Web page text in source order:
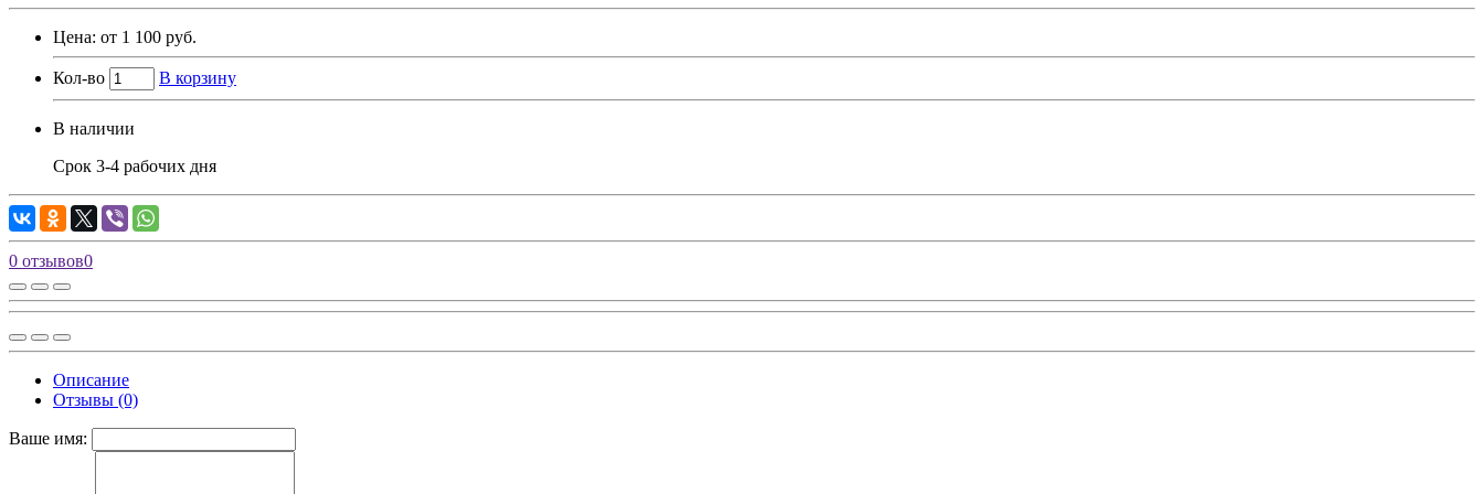
Цена: от 1 100 руб.
Кол-во В корзину
В наличии
Срок 3-4 рабочих дня
0 отзывов0
Описание
Отзывы (0)
Ваше имя: